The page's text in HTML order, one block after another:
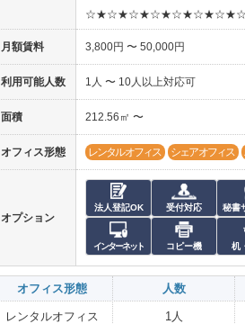
月額賃料 3,800円 〜 50,000円
利用可能人数 1人 〜 10人以上対応可
面積 212.56㎡ 〜
オフィス形態 レンタルオフィス シェアオフィス
オプション
法人登記OK 受付対応 秘書
インターネット コピー機 机
オフィス形態 人数
レンタルオフィス 1人